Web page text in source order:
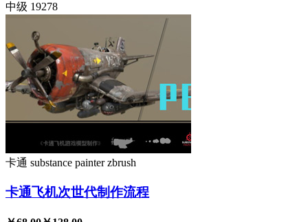
中级 19278
卡通 substance painter zbrush
卡通飞机次世代制作流程